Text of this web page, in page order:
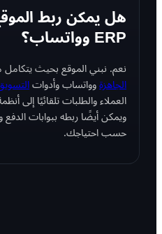
ERP وواتساب؟
نعم. نبني الموقع بحيث
الجاهزةوواتساب وأدوات
العملاء والطلبات تلقائيًا إلى
ويمكن أيضًا ربطه ببوابات الدفع
حسب احتياجك.